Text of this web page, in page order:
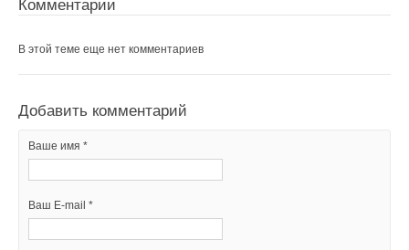
Комментарии
В этой теме еще нет комментариев
Добавить комментарий
Ваше имя *
Ваш E-mail *